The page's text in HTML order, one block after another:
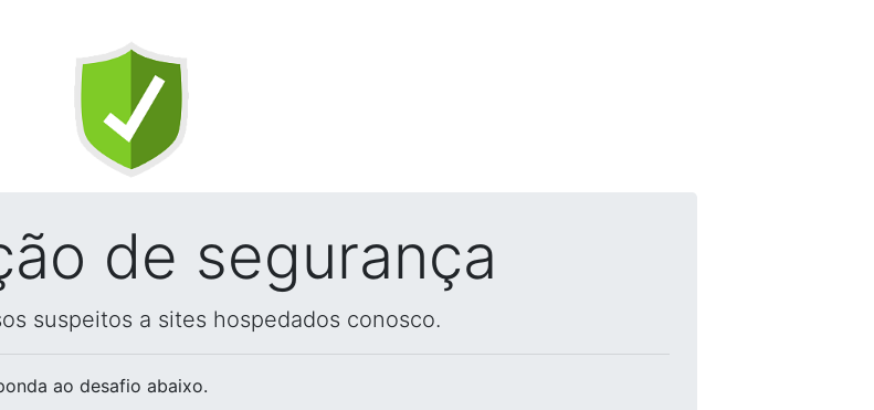
de segurança
suspeitos a sites hospedados conosco.
ao desafio abaixo.